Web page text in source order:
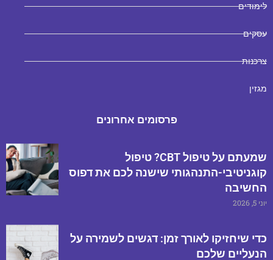
לימודים
עסקים
צרכנות
מגזין
פרסומים אחרונים
שמעתם על טיפול CBT? טיפול
קוגניטיבי-התנהגותי שישנה לכם את דפוס
החשיבה
יוני 5, 2026
כדי שיחזיקו לאורך זמן: דגשים לשמירה על
הנעליים שלכם